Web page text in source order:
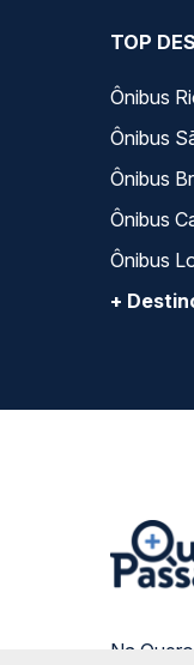
TOP
Ônibus
Ônibus
Ônibus
Ônibus
Ônibus
+
Na